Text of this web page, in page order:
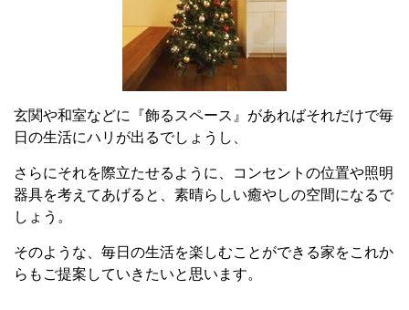
玄関や和室などに『飾るスペース』があればそれだけで毎
日の生活にハリが出るでしょうし、
さらにそれを際立たせるように、コンセントの位置や照明
器具を考えてあげると、素晴らしい癒やしの空間になるで
しょう。
そのような、毎日の生活を楽しむことができる家をこれか
らもご提案していきたいと思います。